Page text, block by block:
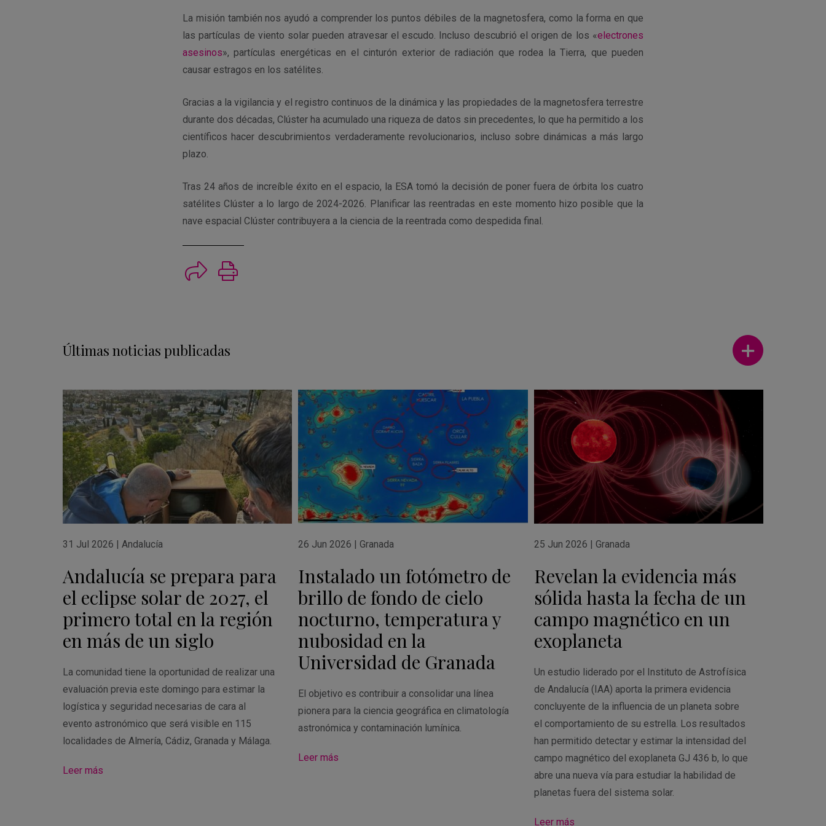
La misión también nos ayudó a comprender los puntos débiles de la magnetosfera, como la forma en que
las partículas de viento solar pueden atravesar el escudo. Incluso descubrió el origen de los «electrones
asesinos», partículas energéticas en el cinturón exterior de radiación que rodea la Tierra, que pueden
causar estragos en los satélites.
Gracias a la vigilancia y el registro continuos de la dinámica y las propiedades de la magnetosfera terrestre
durante dos décadas, Clúster ha acumulado una riqueza de datos sin precedentes, lo que ha permitido a los
científicos hacer descubrimientos verdaderamente revolucionarios, incluso sobre dinámicas a más largo
plazo.
Tras 24 años de increíble éxito en el espacio, la ESA tomó la decisión de poner fuera de órbita los cuatro
satélites Clúster a lo largo de 2024-2026. Planificar las reentradas en este momento hizo posible que la
nave espacial Clúster contribuyera a la ciencia de la reentrada como despedida final.
Últimas noticias publicadas
Ver más
31 Jul 2026 Andalucía
Andalucía se prepara para
el eclipse solar de 2027, el
primero total en la región
en más de un siglo
La comunidad tiene la oportunidad de realizar una
evaluación previa este domingo para estimar la
logística y seguridad necesarias de cara al
evento astronómico que será visible en 115
localidades de Almería, Cádiz, Granada y Málaga.
Leer más
26 Jun 2026 |Granada
Instalado un fotómetro de
brillo de fondo de cielo
nocturno, temperatura y
nubosidad en la
Universidad de Granada
El objetivo es contribuir a consolidar una línea
pionera para la ciencia geográfica en climatología
astronómica y contaminación lumínica.
Leer más
25 Jun 2026 Granada
Revelan la evidencia más
sólida hasta la fecha de un
campo magnético en un
exoplaneta
Un estudio liderado por el Instituto de Astrofísica
de Andalucía (IAA) aporta la primera evidencia
concluyente de la influencia de un planeta sobre
el comportamiento de su estrella. Los resultados
han permitido detectar y estimar la intensidad del
campo magnético del exoplaneta GJ 436 b, lo que
abre una nueva vía para estudiar la habilidad de
planetas fuera del sistema solar.
Leer más